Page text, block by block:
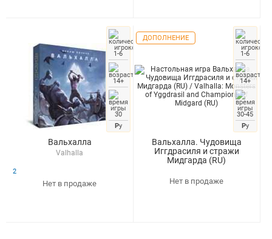
Вальхалла
Valhalla
1-6
14+
30
Ру
2
Нет в продаже
Вальхалла. Чудовища
Иггдрасиля и стражи
Мидгарда (RU)
Champions of Midgard (RU)
1-6
14+
30-45
Ру
ДОПОЛНЕНИЕ
Нет в продаже